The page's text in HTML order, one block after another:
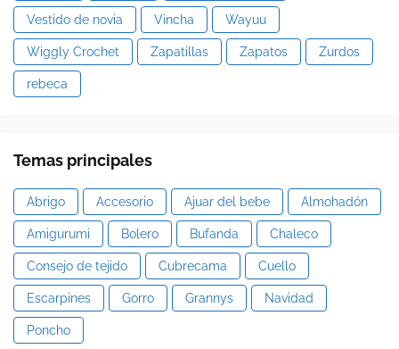
Vestido de novia Vincha Wayuu
Wiggly Crochet Zapatillas Zapatos Zurdos
rebeca
Temas principales
Abrigo Accesorio Ajuar del bebe Almohadón
Amigurumi Bolero Bufanda Chaleco
Consejo de tejido Cubrecama Cuello
Escarpines Gorro Grannys Navidad
Poncho